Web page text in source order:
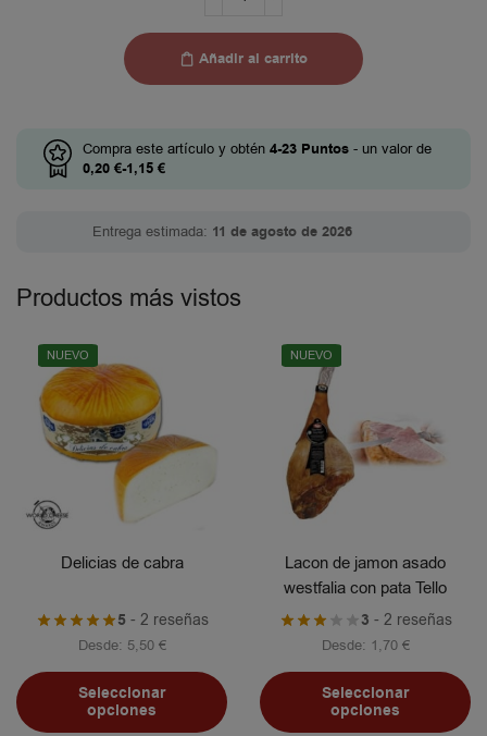
Añadir al carrito
Compra este artículo y obtén 4-23 Puntos - un valor de
0,20 €-1,15 €
Entrega estimada: 11 de agosto de 2026
Productos más vistos
NUEVO
Delicias de cabra
5- 2 reseñas
Desde: 5,50 €
Seleccionar
opciones
NUEVO
Lacon de jamon asado
westfalia con pata Tello
3 - 2 reseñas
Desde: 1,70 €
Seleccionar
opciones